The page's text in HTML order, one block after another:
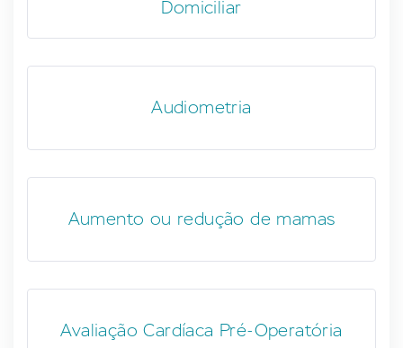
Domiciliar
Audiometria
Aumento ou redução de mamas
Avaliação Cardíaca Pré-Operatória